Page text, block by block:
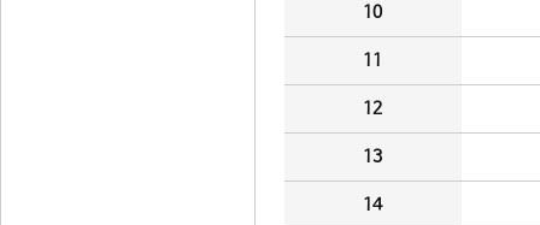
10
11
12
13
14